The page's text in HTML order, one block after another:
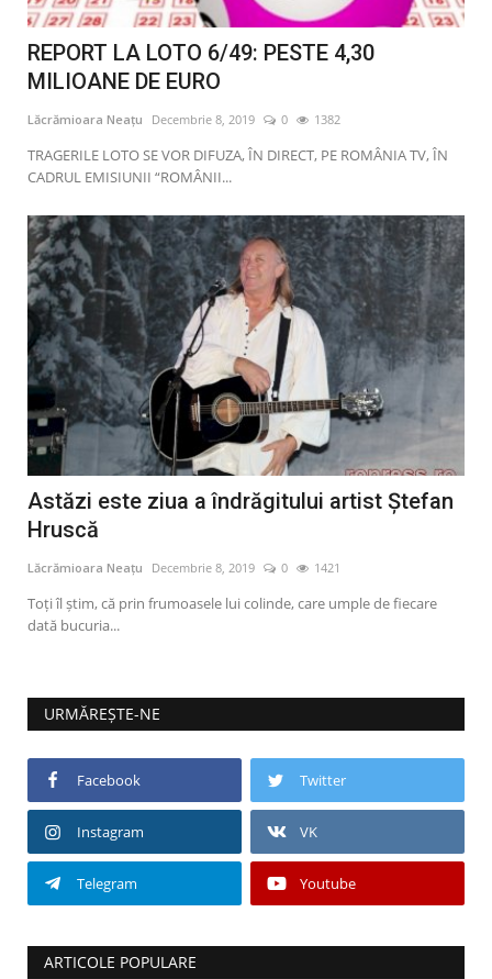
REPORT LA LOTO 6/49: PESTE 4,30
MILIOANE DE EURO
Lăcrămioara Neațu Decembrie 8, 2019 0 1382
TRAGERILE LOTO SE VOR DIFUZA, ÎN DIRECT, PE ROMÂNIA TV, ÎN
CADRUL EMISIUNII “ROMÂNII...
Astăzi este ziua a îndrăgitului artist Ștefan
Hruscă
Lăcrămioara Neațu Decembrie 8, 2019 0 1421
Toți îl știm, că prin frumoasele lui colinde, care umple de fiecare
dată bucuria...
URMĂREȘTE-NE
Facebook Twitter
Instagram VK
Telegram Youtube
ARTICOLE POPULARE